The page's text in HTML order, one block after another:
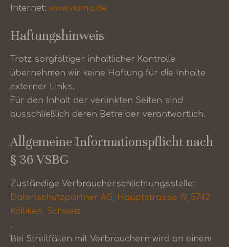
Internet:www.vioma.de
Haftungshinweis
Trotz sorgfältiger inhaltlicher Kontrolle
übernehmen wir keine Haftung für die Inhalte
externer Links.
Für den Inhalt der verlinkten Seiten sind
ausschließlich deren Betreiber verantwortlich.
Allgemeine Informationspflicht nach
§ 36 VSBG
Zuständige Verbraucherschlichtungsstelle:
Datenschutzpartner AG, Hauptstrasse 19, 5742
Kölliken, Schweiz
.
Bei Streitfällen mit Verbrauchern wird an einem